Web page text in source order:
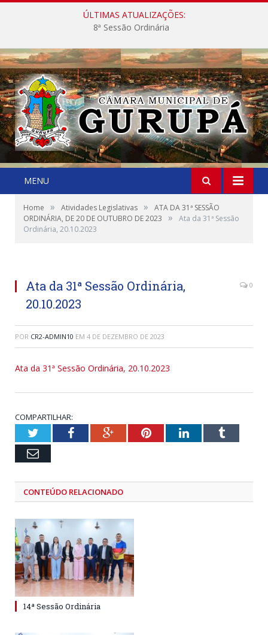
ÚLTIMAS ATUALIZAÇÕES:
8ª Sessão Ordinária
MENU
Home » Atividades Legislativas »
ATA DA 31ª SESSÃO
ORDINÁRIA, DE 20 DE OUTUBRO DE 2023
»
Ata da 31ª Sessão
Ordinária, 20.10.2023
Ata da 31ª Sessão Ordinária,
20.10.2023
0
POR CR2-ADMIN10 EM 4 DE DEZEMBRO DE 2023
Ata da 31ª Sessão Ordinária, 20.10.2023
COMPARTILHAR:
TwitterFacebookGoogle+PinterestLinkedInTumblr
Email
CONTEÚDO RELACIONADO
14ª Sessão Ordinária